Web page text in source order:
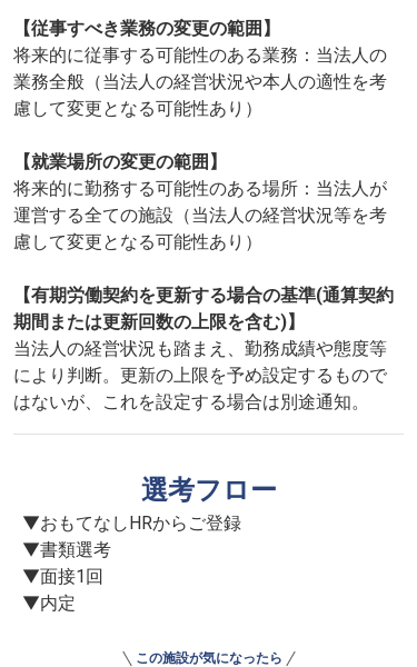
【従事すべき業務の変更の範囲】
将来的に従事する可能性のある業務：当法人の
業務全般（当法人の経営状況や本人の適性を考
慮して変更となる可能性あり）
【就業場所の変更の範囲】
将来的に勤務する可能性のある場所：当法人が
運営する全ての施設（当法人の経営状況等を考
慮して変更となる可能性あり）
【有期労働契約を更新する場合の基準(通算契約
期間または更新回数の上限を含む)】
当法人の経営状況も踏まえ、勤務成績や態度等
により判断。更新の上限を予め設定するもので
はないが、これを設定する場合は別途通知。
選考フロー
▼おもてなしHRからご登録
▼書類選考
▼面接1回
▼内定
この施設が気になったら